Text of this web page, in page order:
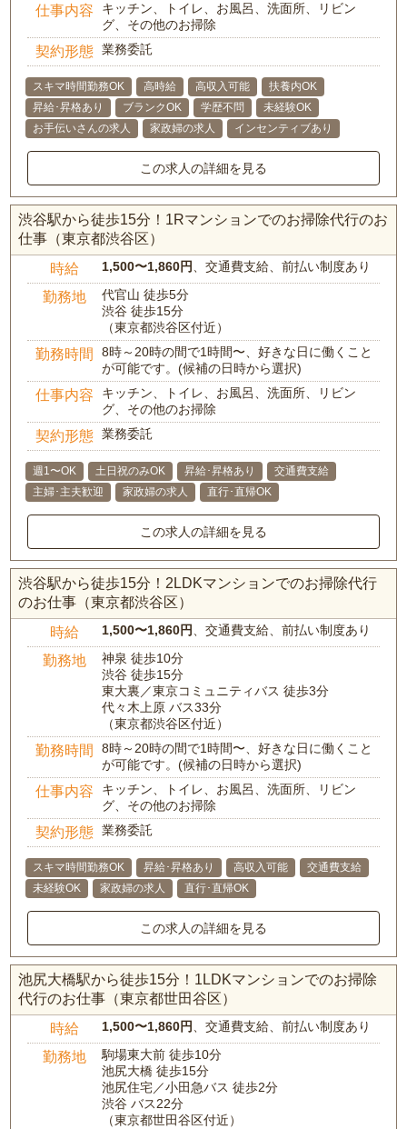
仕事内容
キッチン、トイレ、お風呂、洗面所、リビン
グ、その他のお掃除
契約形態 業務委託
スキマ時間勤務OK 高時給 高収入可能
扶養内OK
昇給･昇格あり
ブランクOK 学歴不問
未経験OK
お手伝いさんの求人
家政婦の求人 インセンティブあり
この求人の詳細を見る
渋谷駅から徒歩15分！1Rマンションでのお掃除代行のお
仕事（東京都渋谷区）
時給 1,500〜1,860円、交通費支給、前払い制度あり
勤務地
代官山 徒歩5分
渋谷 徒歩15分
（東京都渋谷区付近）
勤務時間
8時～20時の間で1時間〜、好きな日に働くこと
が可能です。(候補の日時から選択)
仕事内容
キッチン、トイレ、お風呂、洗面所、リビン
グ、その他のお掃除
契約形態 業務委託
週1〜OK 土日祝のみOK 昇給･昇格あり
交通費支給
主婦･主夫歓迎
家政婦の求人 直行･直帰OK
この求人の詳細を見る
渋谷駅から徒歩15分！2LDKマンションでのお掃除代行
のお仕事（東京都渋谷区）
時給 1,500〜1,860円、交通費支給、前払い制度あり
勤務地
神泉 徒歩10分
渋谷 徒歩15分
東大裏／東京コミュニティバス 徒歩3分
代々木上原 バス33分
（東京都渋谷区付近）
勤務時間
8時～20時の間で1時間〜、好きな日に働くこと
が可能です。(候補の日時から選択)
仕事内容
キッチン、トイレ、お風呂、洗面所、リビン
グ、その他のお掃除
契約形態 業務委託
スキマ時間勤務OK 昇給･昇格あり 高収入可能
交通費支給
未経験OK
家政婦の求人 直行･直帰OK
この求人の詳細を見る
池尻大橋駅から徒歩15分！1LDKマンションでのお掃除
代行のお仕事（東京都世田谷区）
時給 1,500〜1,860円、交通費支給、前払い制度あり
勤務地
駒場東大前 徒歩10分
池尻大橋 徒歩15分
池尻住宅／小田急バス 徒歩2分
渋谷 バス22分
（東京都世田谷区付近）